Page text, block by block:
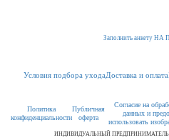
Заполнить анкету
Условия подбора уходаДоставка и оплата
Политика
конфиденциальности
Публичная
оферта
Согласие на
данных и
использовать
ИНДИВИДУАЛЬНЫЙ